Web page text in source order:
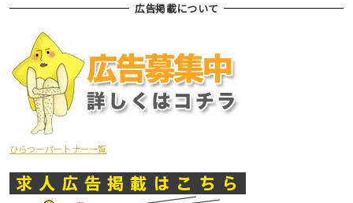
広告掲載について
ひらつーパートナー一覧